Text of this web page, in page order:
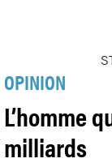
OPINION
L’homme
milliards